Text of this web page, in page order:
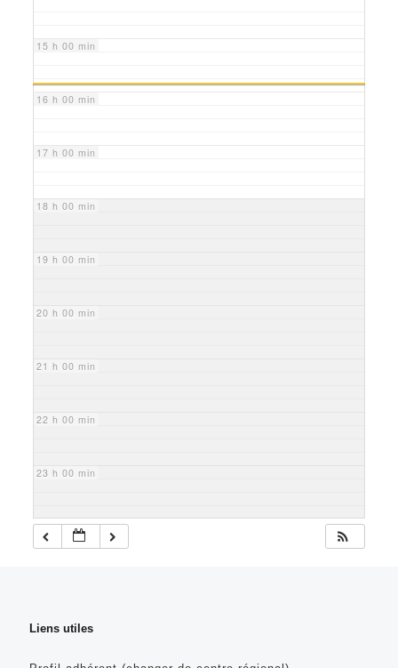
15 h 00 min
16 h 00 min
17 h 00 min
18 h 00 min
19 h 00 min
20 h 00 min
21 h 00 min
22 h 00 min
23 h 00 min
Liens utiles